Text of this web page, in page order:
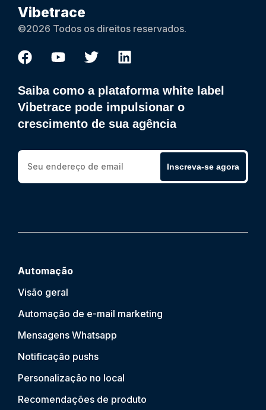
Vibetrace
©2026 Todos os direitos reservados.
Saiba como a plataforma white label
Vibetrace pode impulsionar o
crescimento de sua agência
Inscreva-se agora
Automação
Visão geral
Automação de e-mail marketing
Mensagens Whatsapp
Notificação pushs
Personalização no local
Recomendações de produto